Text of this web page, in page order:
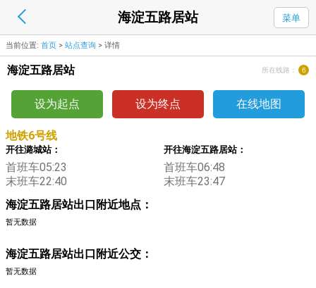
海淀五路居站 菜单
当前位置: 首页 > 站点查询 > 详情
海淀五路居站 所在线路： 6
设为起点 设为终点 在线地图
地铁6号线
开往潞城站：
首班车05:23
末班车22:40
开往海淀五路居站：
首班车06:48
末班车23:47
海淀五路居站出口附近地点：
暂无数据
海淀五路居站出口附近公交：
暂无数据